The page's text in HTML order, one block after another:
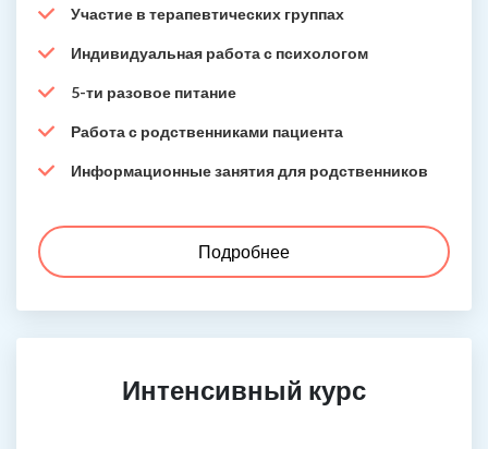
Участие в терапевтических группах
Индивидуальная работа с психологом
5-ти разовое питание
Работа с родственниками пациента
Информационные занятия для родственников
Подробнее
Интенсивный курс